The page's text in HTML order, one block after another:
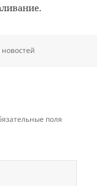
поля